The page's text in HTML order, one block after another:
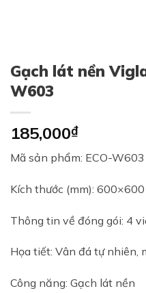
Gạch lát nền
W603
185,000₫
Mã sản phẩm: ECO-W603
Kích thước (mm): 600×600
Thông tin về đóng gói: 4
Họa tiết: Vân đá tự nhiên,
Công năng: Gạch lát nền